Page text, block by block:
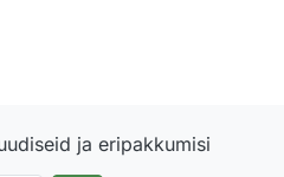
ja eripakkumisi